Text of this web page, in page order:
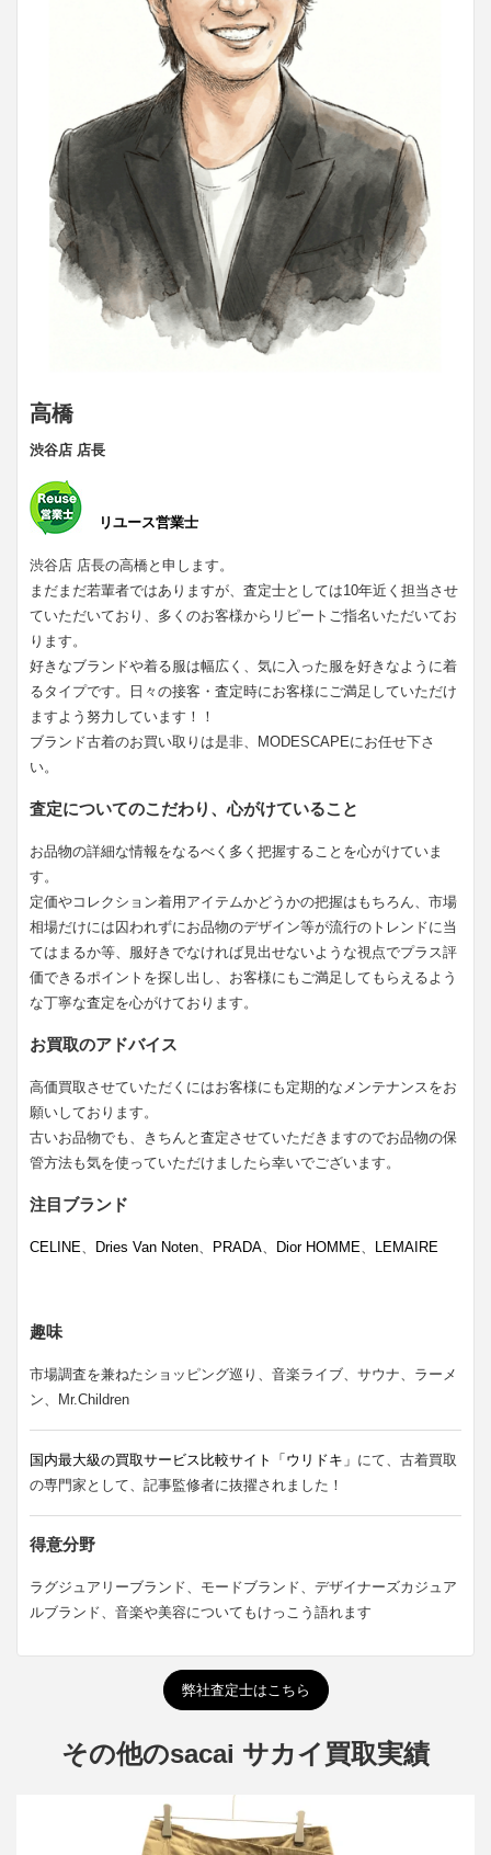
高橋
渋谷店 店長
リユース営業士
渋谷店 店長の高橋と申します。
まだまだ若輩者ではありますが、査定士としては10年近く担当させ
ていただいており、多くのお客様からリピートご指名いただいてお
ります。
好きなブランドや着る服は幅広く、気に入った服を好きなように着
るタイプです。日々の接客・査定時にお客様にご満足していただけ
ますよう努力しています！！
ブランド古着のお買い取りは是非、MODESCAPEにお任せ下さ
い。
査定についてのこだわり、心がけていること
お品物の詳細な情報をなるべく多く把握することを心がけていま
す。
定価やコレクション着用アイテムかどうかの把握はもちろん、市場
相場だけには囚われずにお品物のデザイン等が流行のトレンドに当
てはまるか等、服好きでなければ見出せないような視点でプラス評
価できるポイントを探し出し、お客様にもご満足してもらえるよう
な丁寧な査定を心がけております。
お買取のアドバイス
高価買取させていただくにはお客様にも定期的なメンテナンスをお
願いしております。
古いお品物でも、きちんと査定させていただきますのでお品物の保
管方法も気を使っていただけましたら幸いでございます。
注目ブランド
CELINE、 Dries Van Noten、 PRADA、 Dior HOMME、 LEMAIRE
趣味
市場調査を兼ねたショッピング巡り、音楽ライブ、サウナ、ラーメ
ン、Mr.Children
国内最大級の買取サービス比較サイト「ウリドキ」 にて、古着買取
の専門家として、記事監修者に抜擢されました！
得意分野
ラグジュアリーブランド、モードブランド、デザイナーズカジュア
ルブランド、音楽や美容についてもけっこう語れます
弊社査定士はこちら
その他のsacai サカイ買取実績